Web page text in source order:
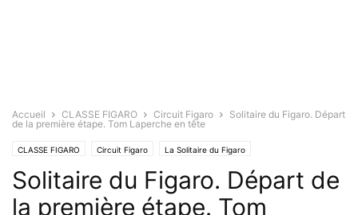
Accueil CLASSE FIGARO Circuit Figaro
Solitaire du Figaro. Départ
de la première étape. Tom Laperche en tête
CLASSE FIGARO Circuit Figaro La Solitaire du Figaro
Solitaire du Figaro. Départ de
la première étape. Tom